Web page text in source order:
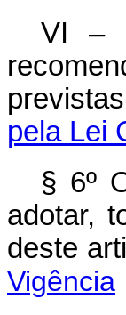
VI –
pela Lei
§ 6º
adotar,
deste
Vigência